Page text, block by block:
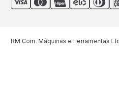
RM Com. Máquinas e Ferramentas